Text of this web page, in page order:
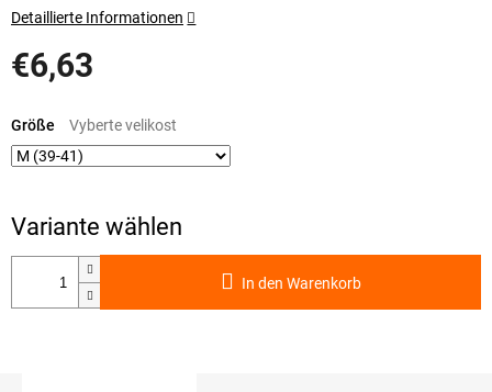
€6,63
Größe
In den Warenkorb
Detaillierte Informationen